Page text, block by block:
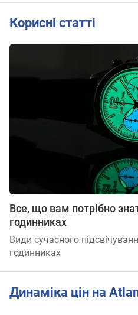
Корисні статті
Все, що вам потрібно
годинниках
Види сучасного
годинниках
Динаміка цін на